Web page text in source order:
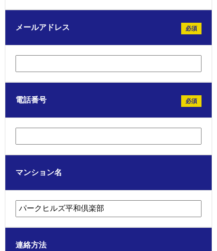
メールアドレス 必須
電話番号 必須
マンション名
連絡方法